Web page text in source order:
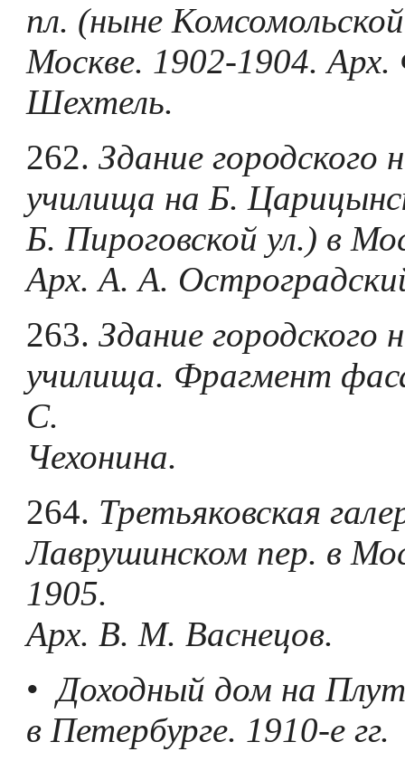
пл. (ныне
Москве. 1902-1904.
Шехтель.
262. Здание городского
училища на Б.
Б. Пироговской ул.) в
Арх.A. А.
263. Здание городского
училища. Фрагмент
С.
Чехонина.
264. Третьяковская
Лаврушинском пер. в
1905.
Арх. В. М. Васнецов.
•Доходный дом на
в Петербурге. 1910-е гг.